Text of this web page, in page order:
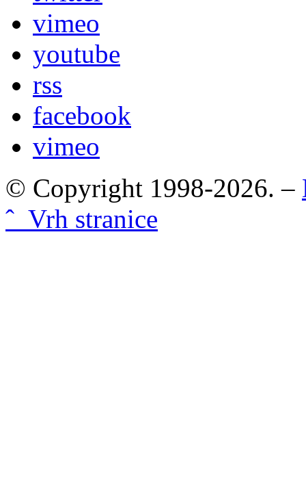
vimeo
youtube
rss
facebook
vimeo
© Copyright 1998-2026. –
ˆ Vrh stranice